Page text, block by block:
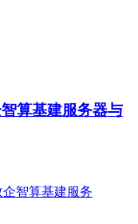
算基建服务器与